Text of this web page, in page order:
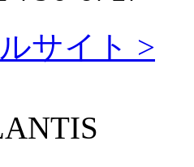
サイト >